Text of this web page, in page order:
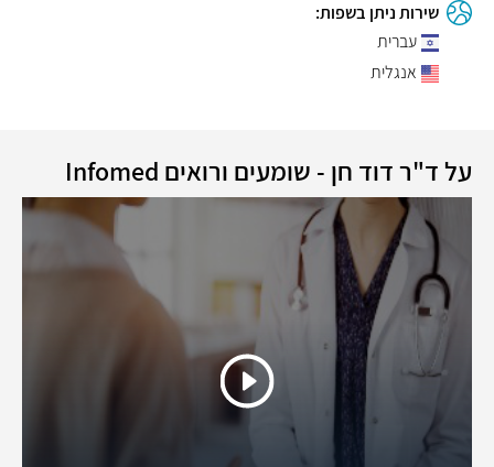
שירות ניתן בשפות:
עברית
אנגלית
על ד"ר דוד חן - שומעים ורואים Infomed